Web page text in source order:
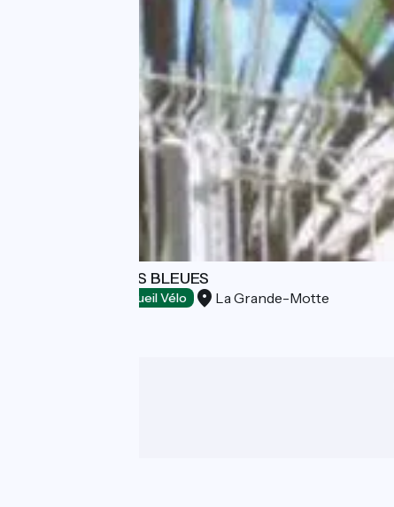
HOTEL LES RIVES BLEUES
Accueil Vélo La Grande-Motte